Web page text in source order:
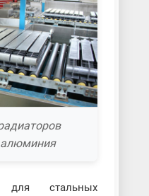
алюминия
для стальных